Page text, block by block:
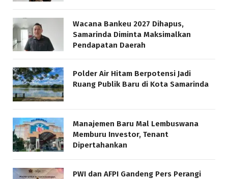
Wacana Bankeu 2027 Dihapus,
Samarinda Diminta Maksimalkan
Pendapatan Daerah
Polder Air Hitam Berpotensi Jadi
Ruang Publik Baru di Kota Samarinda
Manajemen Baru Mal Lembuswana
Memburu Investor, Tenant
Dipertahankan
PWI dan AFPI Gandeng Pers Perangi